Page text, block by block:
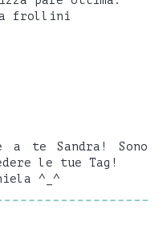
frollini
a te Sandra! Sono
le tue Tag!
^_^